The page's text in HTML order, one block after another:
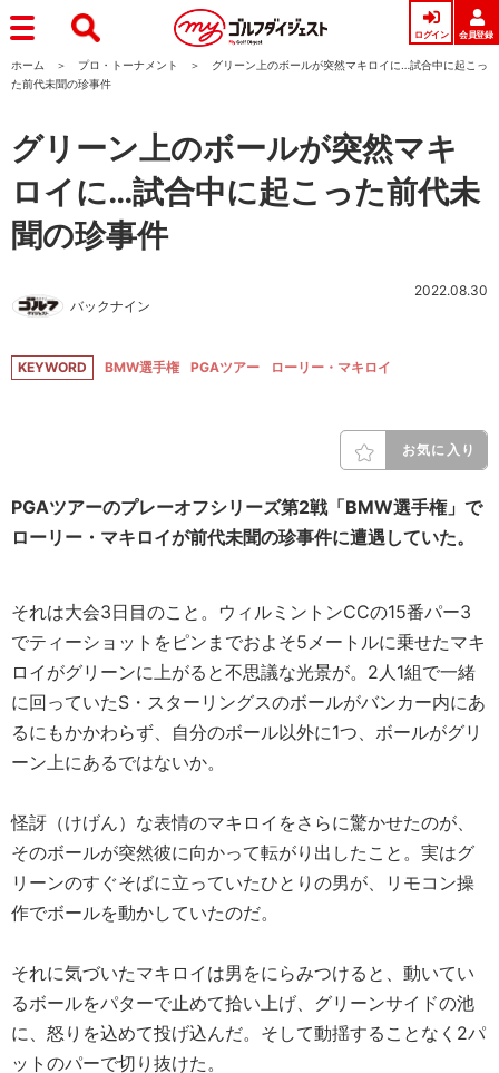
ログイン 会員登録
ホーム プロ・トーナメント
グリーン上のボールが突然マキロイに…試合中に起こっ
た前代未聞の珍事件
グリーン上のボールが突然マキ
ロイに…試合中に起こった前代未
聞の珍事件
バックナイン
2022.08.30
KEYWORD BMW選手権 PGAツアー ローリー・マキロイ
お気に入り
PGAツアーのプレーオフシリーズ第2戦「BMW選手権」で
ローリー・マキロイが前代未聞の珍事件に遭遇していた。
それは大会3日目のこと。ウィルミントンCCの15番パー3
でティーショットをピンまでおよそ5メートルに乗せたマキ
ロイがグリーンに上がると不思議な光景が。2人1組で一緒
に回っていたS・スターリングスのボールがバンカー内にあ
るにもかかわらず、自分のボール以外に1つ、ボールがグリ
ーン上にあるではないか。
怪訝（けげん）な表情のマキロイをさらに驚かせたのが、
そのボールが突然彼に向かって転がり出したこと。実はグ
リーンのすぐそばに立っていたひとりの男が、リモコン操
作でボールを動かしていたのだ。
それに気づいたマキロイは男をにらみつけると、動いてい
るボールをパターで止めて拾い上げ、グリーンサイドの池
に、怒りを込めて投げ込んだ。そして動揺することなく2パ
ットのパーで切り抜けた。